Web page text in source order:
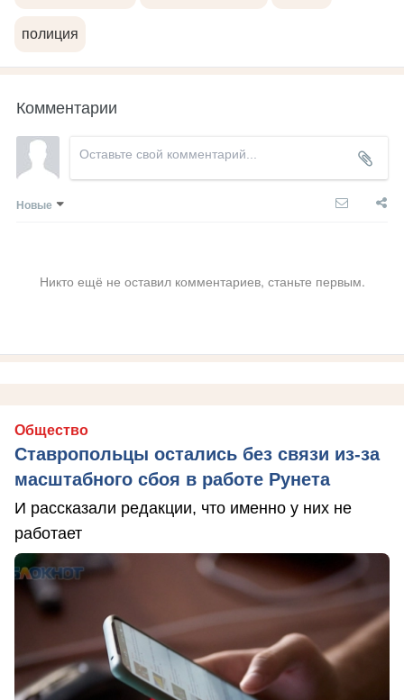
полиция
Комментарии
Новые
Никто ещё не оставил комментариев, станьте первым.
Общество
Ставропольцы остались без связи из-за
масштабного сбоя в работе Рунета
И рассказали редакции, что именно у них не
работает